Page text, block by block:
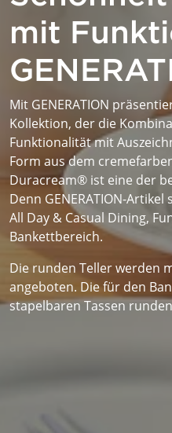
mit
Mit GENERATION
Kollektion, der die
Funktionalität mit
Form aus dem
Duracream® ist eine der
Denn GENERATION-
All Day & Casual Dining,
Bankettbereich.
Die runden Teller werden
angeboten. Die für den
stapelbaren Tassen